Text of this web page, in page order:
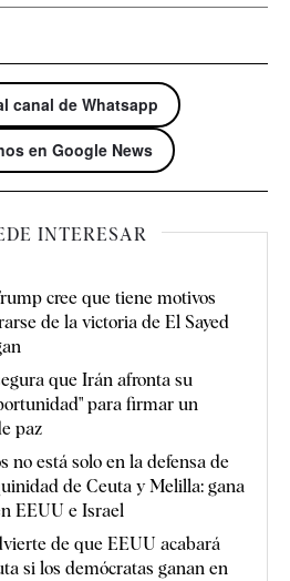
canal de Whatsapp
en Google News
INTERESAR
cree que tiene motivos
de la victoria de El Sayed
que Irán afronta su
para firmar un
paz
no está solo en la defensa de
de Ceuta y Melilla: gana
EEUU e Israel
de que EEUU acabará
si los demócratas ganan en